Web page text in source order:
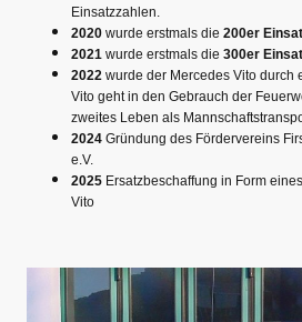
Einsatzzahlen.
2020 wurde erstmals die 200er
2021 wurde erstmals die 300er
2022 wurde der Mercedes Vito durch
Vito geht in den Gebrauch der
zweites Leben als
2024 Gründung des Fördervereins
e.V.
2025 Ersatzbeschaffung in Form
Vito